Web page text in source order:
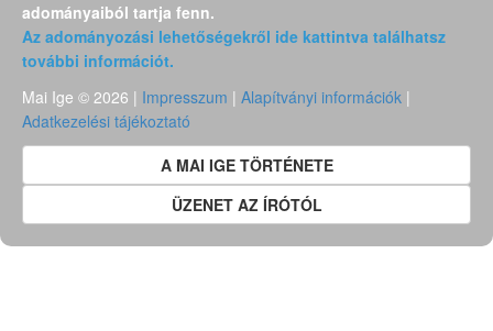
adományaiból tartja fenn.
Az adományozási lehetőségekről ide kattintva találhatsz
további információt.
Mai Ige © 2026 | Impresszum | Alapítványi információk |
Adatkezelési tájékoztató
A MAI IGE TÖRTÉNETE
ÜZENET AZ ÍRÓTÓL